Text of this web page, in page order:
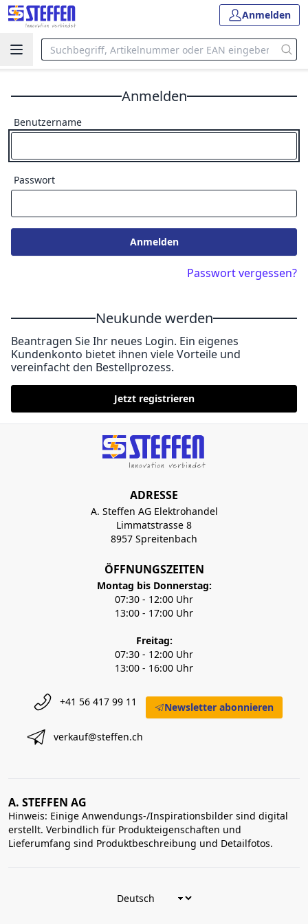
Anmelden
Anmelden
Benutzername
Passwort
Anmelden
Passwort vergessen?
Neukunde werden
Beantragen Sie Ihr neues Login. Ein eigenes
Kundenkonto bietet ihnen viele Vorteile und
vereinfacht den Bestellprozess.
Jetzt registrieren
ADRESSE
A. Steffen AG Elektrohandel
Limmatstrasse 8
8957 Spreitenbach
ÖFFNUNGSZEITEN
Montag bis Donnerstag:
07:30 - 12:00 Uhr
13:00 - 17:00 Uhr
Freitag:
07:30 - 12:00 Uhr
13:00 - 16:00 Uhr
+41 56 417 99 11
verkauf@steffen.ch
Newsletter abonnieren
A. STEFFEN AG
Hinweis: Einige Anwendungs-/Inspirationsbilder sind digital
erstellt. Verbindlich für Produkteigenschaften und
Lieferumfang sind Produktbeschreibung und Detailfotos.